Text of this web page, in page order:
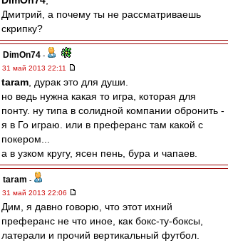
Дмитрий, а почему ты не рассматриваешь
скрипку?
DimOn74 -
31 май 2013 22:11
taram , дурак это для души.
но ведь нужна какая то игра, которая для
понту. ну типа в солидной компании обронить -
я в Го играю. или в преферанс там какой с
покером...
а в узком кругу, ясен пень, бура и чапаев.
taram -
31 май 2013 22:06
Дим, я давно говорю, что этот ихний
преферанс не что иное, как бокс-ту-боксы,
латерали и прочий вертикальный футбол.